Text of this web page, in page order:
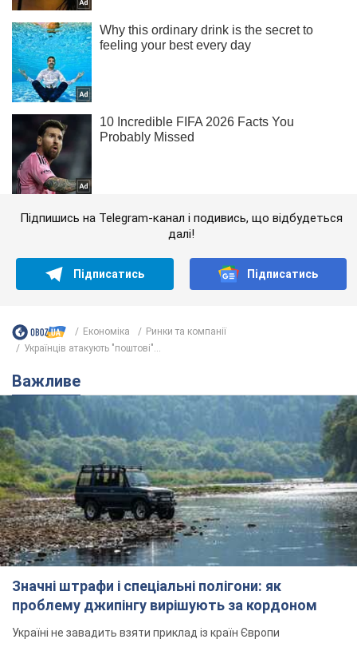
Підпишись на Telegram-канал і подивись, що відбудеться
далі!
Підписатись Підписатись
Економіка
Ринки та компанії
Українців атакують "поштові"...
Важливе
Значні штрафи і спеціальні полігони: як
проблему джипінгу вирішують за кордоном
Україні не завадить взяти приклад із країн Європи